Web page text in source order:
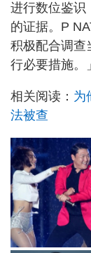
进行数位鉴识
的证据。P
积极配合调查
行必要措施。」
相关阅读： 为
法被查